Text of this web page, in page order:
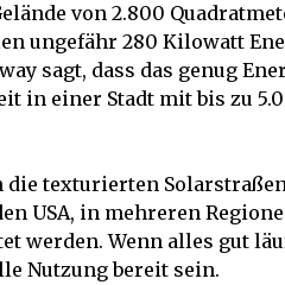
von 2.800
ungefähr 280 Kilowatt
sagt, dass das genug
in einer Stadt mit bis zu
die texturierten
USA, in mehreren
werden. Wenn alles gut
Nutzung bereit sein.